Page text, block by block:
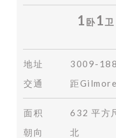
1 卧1 卫
地址
3009-
交通
距
面积
632 平方
朝向
北